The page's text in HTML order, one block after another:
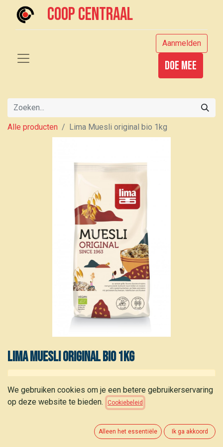
Coop centraal
Aanmelden
Doe mee
Alle producten Lima Muesli original bio 1kg
Lima Muesli original bio 1kg
We gebruiken cookies om je een betere gebruikerservaring
op deze website te bieden.
Cookiebeleid
Alleen het essentiële Ik ga akkoord